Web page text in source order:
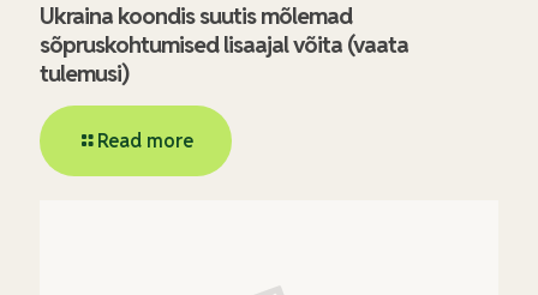
Ukraina koondis suutis mõlemad
sõpruskohtumised lisaajal võita (vaata
tulemusi)
Read more